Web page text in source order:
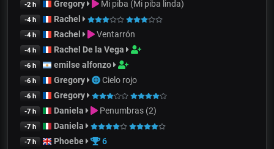
-2 h Gregory Mi piba (Mi piba linda)
-4 h Rachel
-4 h Rachel Ventarrón
-4 h Rachel De la Vega
-6 h emilse alfonzo
-6 h Gregory Cielo rojo
-6 h Gregory
-7 h Daniela Penumbras (2)
-7 h Daniela
-7 h Phoebe 6